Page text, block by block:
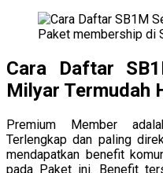
Paket membership di
Cara Daftar
Milyar Termudah
Premium Member
Terlengkap dan paling
mendapatkan benefit
pada Paket ini. Benefit